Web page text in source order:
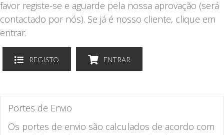
favor registe-se e aguarde pela nossa aprovação (será
contactado por nós). Se já é nosso cliente, clique em
entrar.
REGISTO ENTRAR
Portes de Envio
Os portes de envio são calculados de acordo com